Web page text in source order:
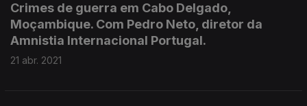
Crimes de guerra em Cabo Delgado,
Moçambique. Com Pedro Neto, diretor da
Amnistia Internacional Portugal.
21 abr. 2021